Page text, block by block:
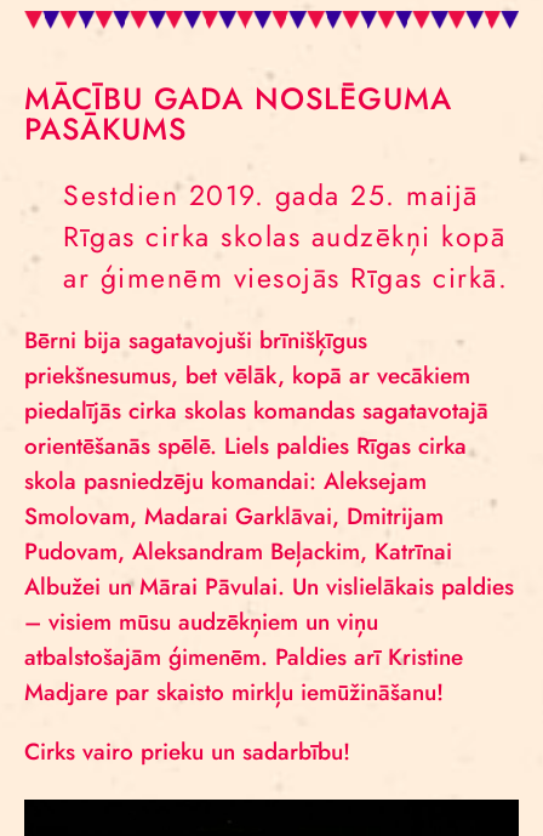
MĀCĪBU GADA NOSLĒGUMA
PASĀKUMS
Sestdien 2019. gada 25. maijā
Rīgas cirka skolas audzēkņi kopā
ar ģimenēm viesojās Rīgas cirkā.
Bērni bija sagatavojuši brīnišķīgus
priekšnesumus, bet vēlāk, kopā ar vecākiem
piedalījās cirka skolas komandas sagatavotajā
orientēšanās spēlē. Liels paldies Rīgas cirka
skola pasniedzēju komandai: Aleksejam
Smolovam, Madarai Garklāvai, Dmitrijam
Pudovam, Aleksandram Beļackim, Katrīnai
Albužei un Mārai Pāvulai. Un vislielākais paldies
– visiem mūsu audzēkņiem un viņu
atbalstošajām ģimenēm. Paldies arī Kristine
Madjare par skaisto mirkļu iemūžināšanu!
Cirks vairo prieku un sadarbību!